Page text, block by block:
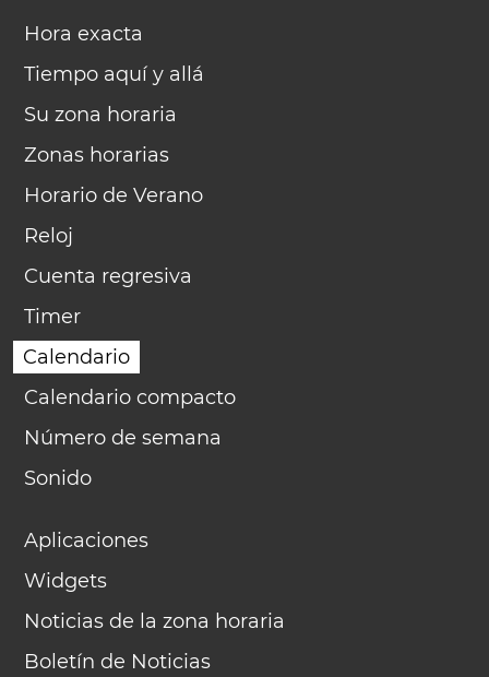
Hora exacta
Tiempo aquí y allá
Su zona horaria
Zonas horarias
Horario de Verano
Reloj
Cuenta regresiva
Timer
Calendario
Calendario compacto
Número de semana
Sonido
Aplicaciones
Widgets
Noticias de la zona horaria
Boletín de Noticias